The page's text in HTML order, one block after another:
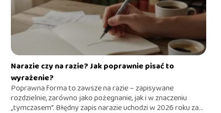
Narazie czy na razie? Jak poprawnie pisać to
wyrażenie?
Poprawna forma to zawsze na razie – zapisywane
rozdzielnie, zarówno jako pożegnanie, jak i w znaczeniu
„tymczasem”. Błędny zapis narazie uchodzi w 2026 roku za...